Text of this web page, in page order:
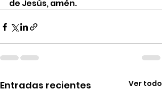
de Jesús, amén.
Entradas recientes Ver todo